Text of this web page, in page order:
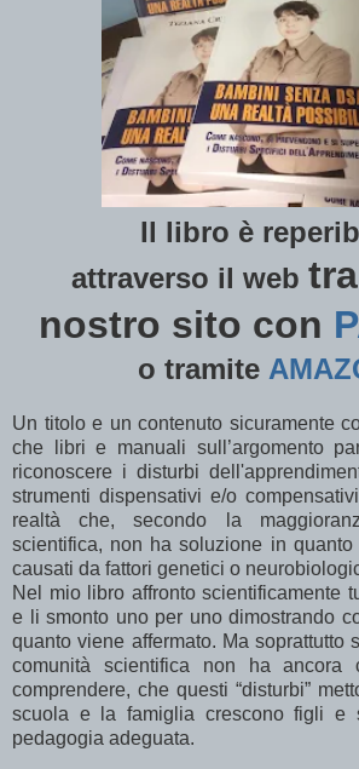
Il libro è
attraverso il web
nostro sito con
o tramite
Un titolo e un contenuto sicuramente
che libri e manuali sull’argomento
riconoscere i disturbi
strumenti dispensativi e/o
realtà che, secondo la
scientifica, non ha soluzione in
causati da fattori genetici o
Nel mio libro affronto scientificamente
e li smonto uno per uno dimostrando
quanto viene affermato. Ma soprattutto
comunità scientifica non ha ancora
comprendere, che questi “disturbi”
scuola e la famiglia crescono figli e
pedagogia adeguata.